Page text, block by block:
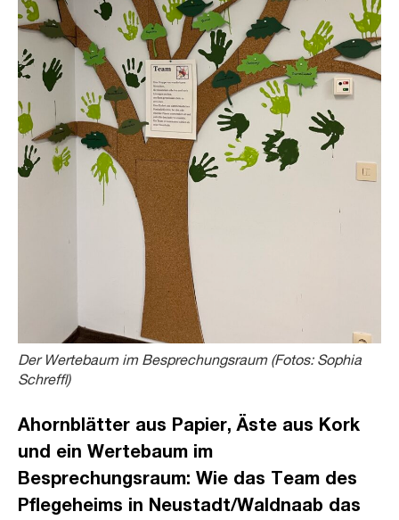
Der Wertebaum im Besprechungsraum (Fotos: Sophia
Schreffl)
Ahornblätter aus Papier, Äste aus Kork
und ein Wertebaum im
Besprechungsraum: Wie das Team des
Pflegeheims in Neustadt/Waldnaab das